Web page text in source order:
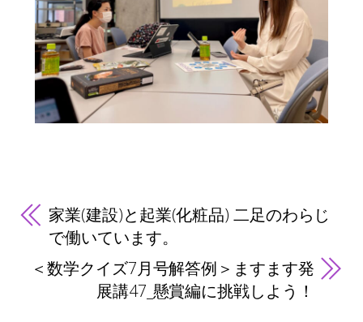
家業(建設)と起業(化粧品) 二足のわらじ
で働いています。
＜数学クイズ7月号解答例＞ますます発
展講47_懸賞編に挑戦しよう！